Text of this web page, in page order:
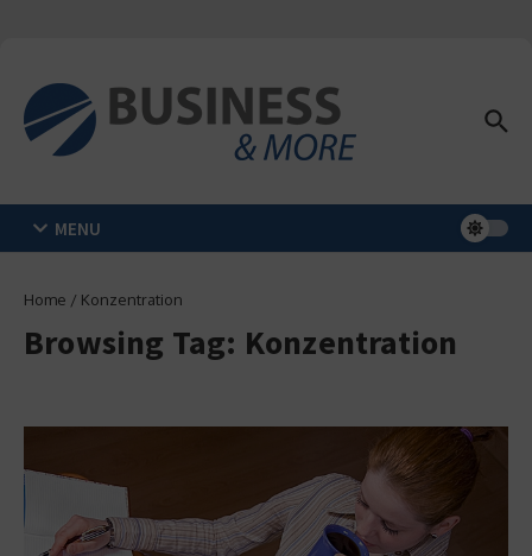
MENU
Home / Konzentration
Browsing Tag: Konzentration